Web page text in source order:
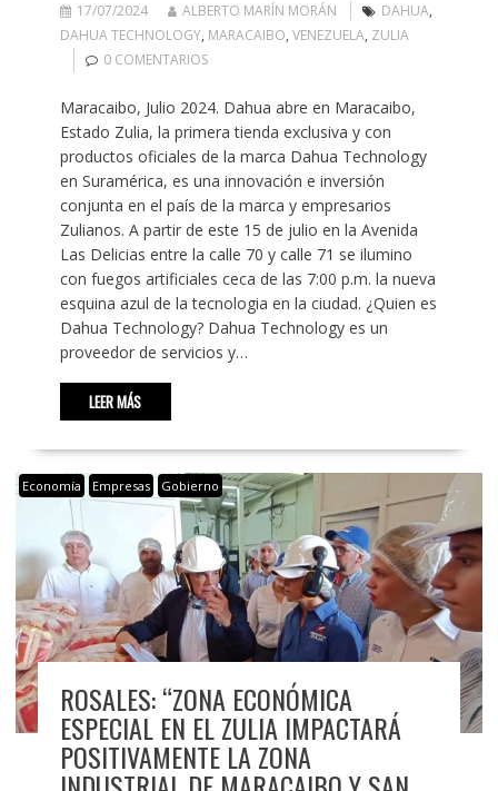
17/07/2024 ALBERTO MARÍN MORÁN DAHUA,
DAHUA TECHNOLOGY, MARACAIBO, VENEZUELA, ZULIA
0 COMENTARIOS
Maracaibo, Julio 2024. Dahua abre en Maracaibo,
Estado Zulia, la primera tienda exclusiva y con
productos oficiales de la marca Dahua Technology
en Suramérica, es una innovación e inversión
conjunta en el país de la marca y empresarios
Zulianos. A partir de este 15 de julio en la Avenida
Las Delicias entre la calle 70 y calle 71 se ilumino
con fuegos artificiales ceca de las 7:00 p.m. la nueva
esquina azul de la tecnologia en la ciudad. ¿Quien es
Dahua Technology? Dahua Technology es un
proveedor de servicios y…
LEER MÁS
Economía Empresas Gobierno
ROSALES: “ZONA ECONÓMICA
ESPECIAL EN EL ZULIA IMPACTARÁ
POSITIVAMENTE LA ZONA